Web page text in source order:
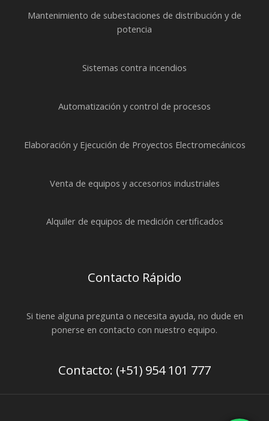
Mantenimiento de subestaciones de distribución y de
potencia
Sistemas contra incendios
Automatización y control de procesos
Elaboración y Ejecución de Proyectos Electromecánicos
Venta de equipos y accesorios industriales
Alquiler de equipos de medición certificados
Contacto Rápido
Si tiene alguna pregunta o necesita ayuda, no dude en
ponerse en contacto con nuestro equipo.
Contacto: (+51) 954 101 777